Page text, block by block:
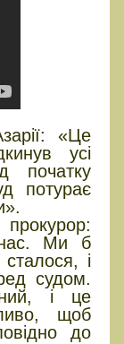
«Це
усі
початку
потурає
Ми б
і
судом.
і це
щоб
до